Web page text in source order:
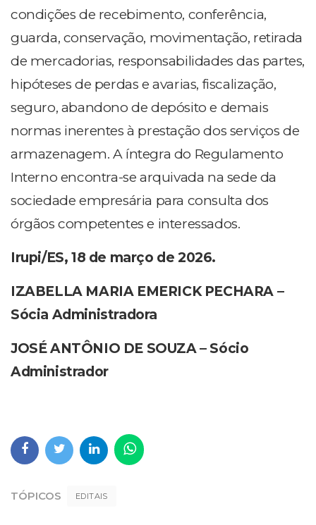
condições de recebimento, conferência,
guarda, conservação, movimentação, retirada
de mercadorias, responsabilidades das partes,
hipóteses de perdas e avarias, fiscalização,
seguro, abandono de depósito e demais
normas inerentes à prestação dos serviços de
armazenagem. A íntegra do Regulamento
Interno encontra-se arquivada na sede da
sociedade empresária para consulta dos
órgãos competentes e interessados.
Irupi/ES, 18 de março de 2026.
IZABELLA MARIA EMERICK PECHARA –
Sócia Administradora
JOSÉ ANTÔNIO DE SOUZA – Sócio
Administrador
TÓPICOS EDITAIS